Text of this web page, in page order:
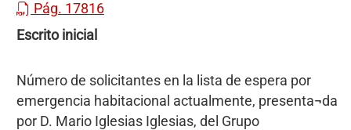
Pág. 17816
Escrito inicial
Número de solicitantes en la lista de espera por
emergencia habitacional actualmente, presenta¬da
por D. Mario Iglesias Iglesias, del Grupo